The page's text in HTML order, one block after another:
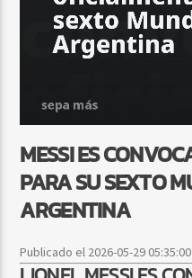
Beone Radio
MESSI ES
PARA SU SEXTO
ARGENTINA
Publicado el 2026-05-29